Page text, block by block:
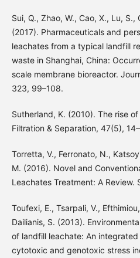
Sui, Q., Zhao, W., Cao, X., Lu, S.,
(2017). Pharmaceuticals and
leachates from a typical landfill
waste in Shanghai, China:
scale membrane bioreactor.
323, 99–108.
Sutherland, K. (2010). The rise
Filtration & Separation, 47(5),
Torretta, V., Ferronato, N.,
M. (2016). Novel and
Leachates Treatment: A
Toufexi, E., Tsarpali, V.,
Dailianis, S. (2013).
of landfill leachate: An
cytotoxic and genotoxic stress